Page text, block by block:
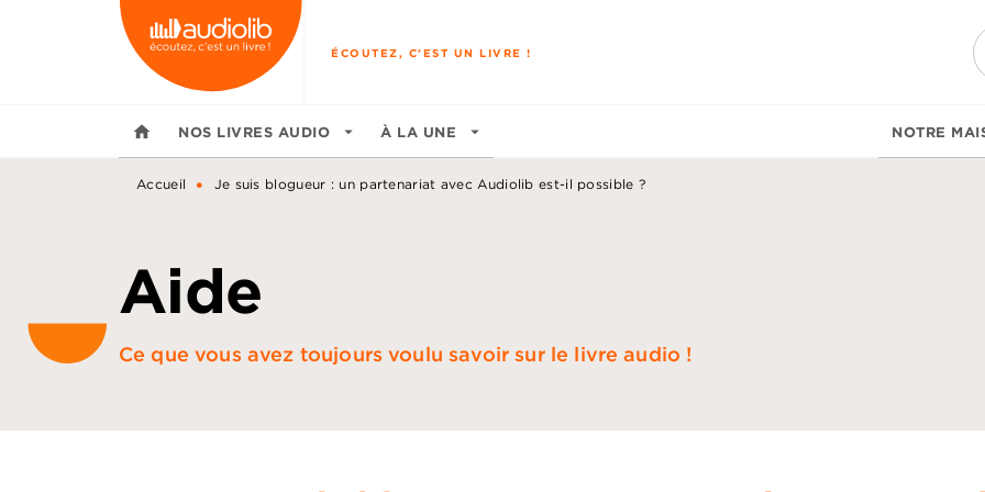
MENU RECHERCHE
ÉCOUTEZ, C'EST UN LIVRE !
home NOS LIVRES AUDIO arrow_drop_down À LA UNE arrow_drop_down NOTRE
Accueil • Je suis blogueur : un partenariat avec Audiolib est-il possible ?
Aide
Ce que vous avez toujours voulu savoir sur le livre audio !